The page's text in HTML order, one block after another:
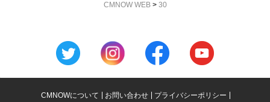
CMNOW WEB> 30
CMNOWについて お問い合わせ プライバシーポリシー